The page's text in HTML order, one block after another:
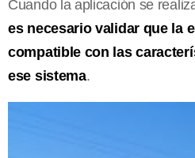
Cuando la aplicación se
es necesario validar que la
compatible con las
ese sistema.